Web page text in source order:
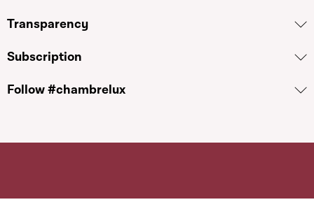
Transparency
Subscription
Follow #chambrelux